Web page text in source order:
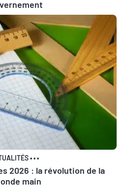
•••
2026 : la révolution de la
main